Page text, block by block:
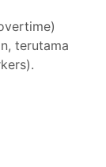
terutama